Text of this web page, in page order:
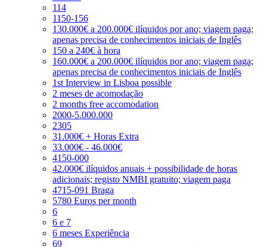
114
1150-156
130.000€ a 200.000€ ilíquidos por ano; viagem paga;
apenas precisa de conhecimentos iniciais de Inglês
150 a 240€ à hora
160.000€ a 200.000€ ilíquidos por ano; viagem paga;
apenas precisa de conhecimentos iniciais de Inglês
1st Interview in Lisboa possible
2 meses de acomodação
2 months free accomodation
2000-5.000.000
2305
31.000€ + Horas Extra
33.000€ - 46.000€
4150-000
42.000€ ilíquidos anuais + possibilidade de horas
adicionais; registo NMBI gratuito; viagem paga
4715-091 Braga
5780 Euros per month
6
6 e 7
6 meses Experiência
69